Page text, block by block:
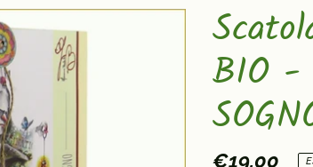
BIO -
Prezzo
€19,00